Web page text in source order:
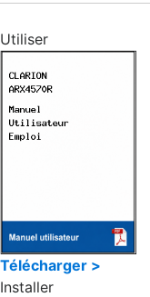
Utiliser
Télécharger >
Installer